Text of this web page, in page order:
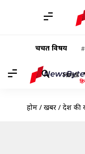
चर्चित विषय
Hindi
होम / खबरें / देश की